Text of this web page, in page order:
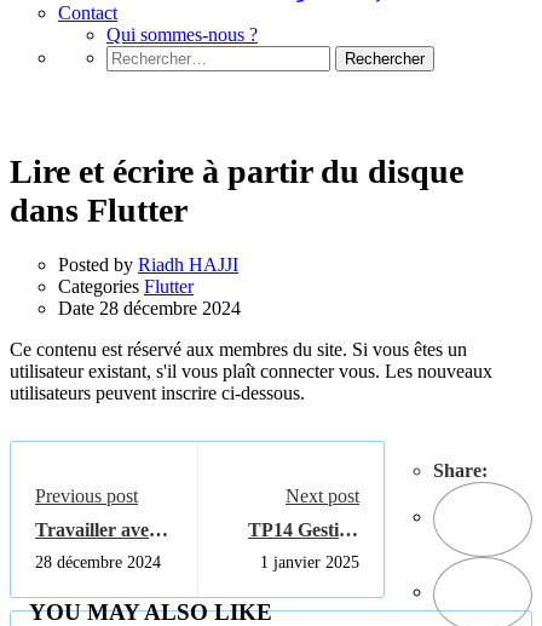
Contact
Qui sommes-nous ?
Rechercher :
Lire et écrire à partir du disque
dans Flutter
Posted by Riadh HAJJI
Categories Flutter
Date 28 décembre 2024
Ce contenu est réservé aux membres du site. Si vous êtes un
utilisateur existant, s'il vous plaît connecter vous. Les nouveaux
utilisateurs peuvent inscrire ci-dessous.
Share:
Previous post
Travailler avec
des fichiers dans
Flutter
28 décembre 2024
Next post
TP14 Gestion
des répertoires
avec
path_provider
1 janvier 2025
YOU MAY ALSO LIKE